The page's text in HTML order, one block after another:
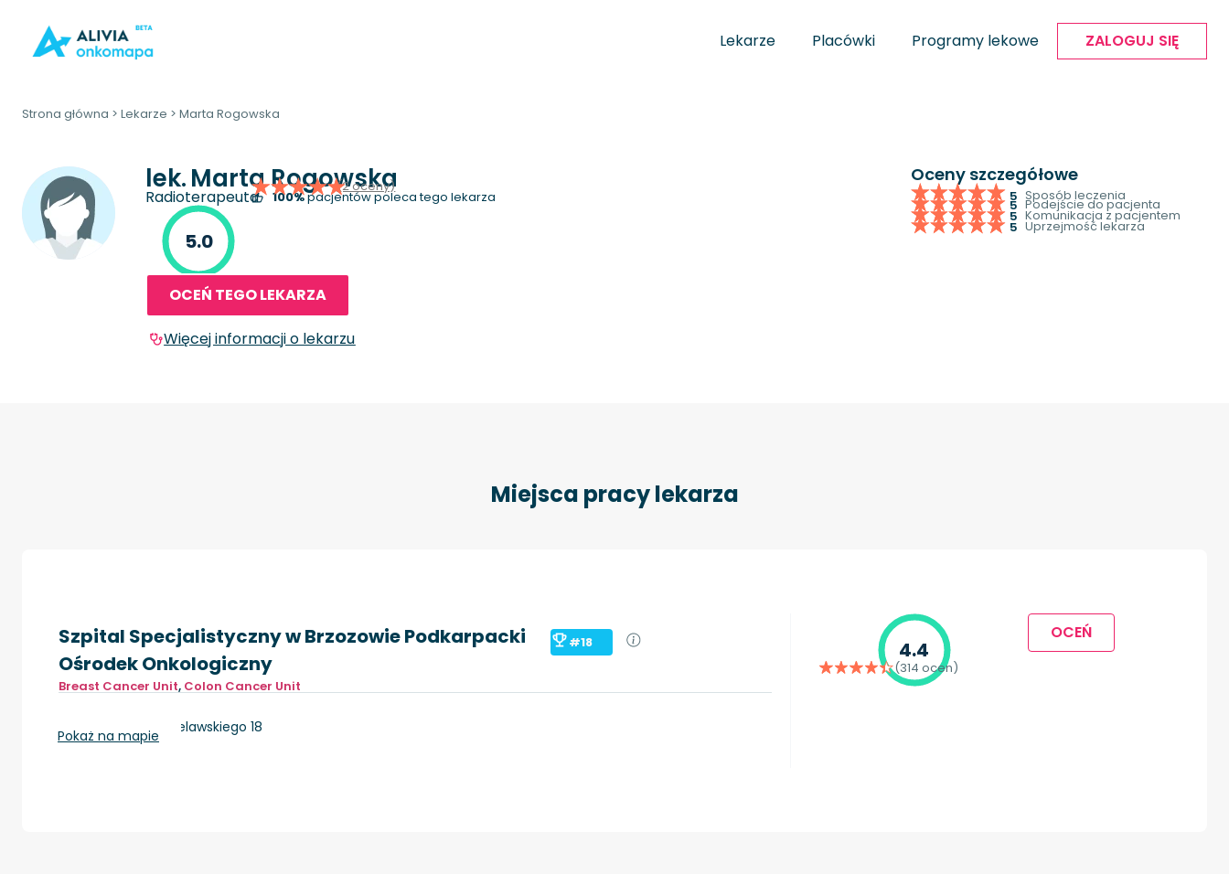
Lekarze Placówki Programy lekowe ZALOGUJ SIĘ
Strona główna > Lekarze > Marta Rogowska
lek.Marta Rogowska
Radioterapeuta
5.0
(2 oceny)
100%pacjentów poleca tego lekarza
OCEŃ TEGO LEKARZA
Więcej informacji o lekarzu
Oceny szczegółowe
5 Sposób leczenia
5 Podejście do pacjenta
5 Komunikacja z pacjentem
5 Uprzejmość lekarza
Miejsca pracy lekarza
Szpital Specjalistyczny w Brzozowie Podkarpacki
Ośrodek Onkologiczny
#18
Breast Cancer Unit, Colon Cancer Unit
Brzozów, ul. ks. Bielawskiego 18
Pokaż na mapie
4.4
(314 ocen)
OCEŃ